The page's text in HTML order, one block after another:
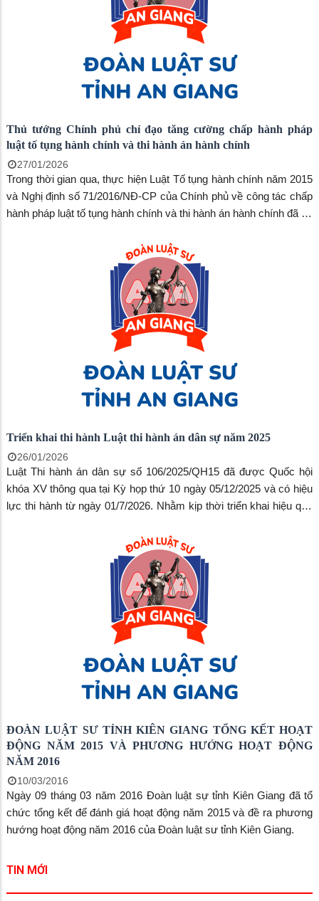
Thủ tướng Chính phủ chỉ đạo tăng cường chấp hành pháp
luật tố tụng hành chính và thi hành án hành chính
27/01/2026
Trong thời gian qua, thực hiện Luật Tố tụng hành chính năm 2015
và Nghị định số 71/2016/NĐ-CP của Chính phủ về công tác chấp
hành pháp luật tố tụng hành chính và thi hành án hành chính đã có
bản án, quyết định hành chính của Tòa án đạt tỷ lệ thấp, vẫn nhiều
bản án hành chính thuộc trách nhiệm thi hành của Ủy ban nhân
dân, Chủ tịch Ủy ban nhân dân đã có hiệu lực pháp luật chưa thi
hành xong đã ảnh hưởng đến hiệu lực, hiệu quả quản lý nhà nước
và quyền, lợi ích hợp pháp của tổ chức, cá nhân.
Triển khai thi hành Luật thi hành án dân sự năm 2025
26/01/2026
Luật Thi hành án dân sự số 106/2025/QH15 đã được Quốc hội
khóa XV thông qua tại Kỳ họp thứ 10 ngày 05/12/2025 và có hiệu
lực thi hành từ ngày 01/7/2026. Nhằm kịp thời triển khai hiệu quả
ngày 21/01/2026 của Thủ tướng Chính phủ; Quyết định số
368/QĐ-BTP ngày 23/01/2026 của Bộ trưởng Bộ Tư pháp, Cục
Quản lý Thi hành án dân sự đã ban hành Kế hoạch số 389/KH-
CQLTHADS ngày 26/01/2026 về triển khai thi hành Luật Thi hành
án dân sự (sau đây gọi tắt là Kế hoạch).
ĐOÀN LUẬT SƯ TỈNH KIÊN GIANG TỔNG KẾT HOẠT
ĐỘNG NĂM 2015 VÀ PHƯƠNG HƯỚNG HOẠT ĐỘNG
NĂM 2016
10/03/2016
Ngày 09 tháng 03 năm 2016 Đoàn luật sự tỉnh Kiên Giang đã tổ
chức tổng kết để đánh giá hoạt động năm 2015 và đề ra phương
hướng hoạt động năm 2016 của Đoàn luật sư tỉnh Kiên Giang.
TIN MỚI